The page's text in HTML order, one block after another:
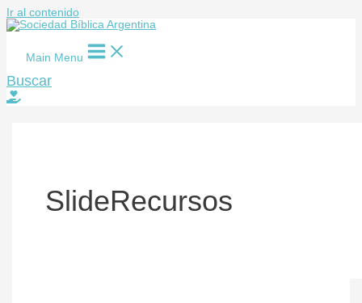
Ir al contenido
Main Menu
Buscar
SlideRecursos